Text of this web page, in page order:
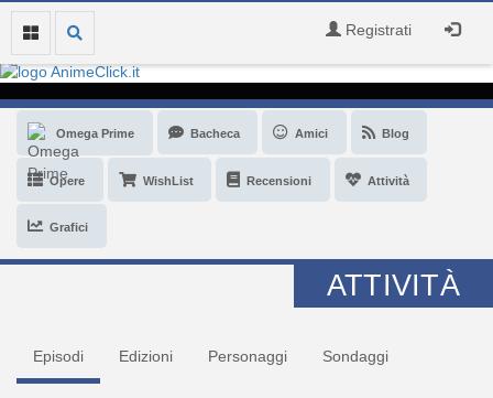
Registrati
Omega Prime Bacheca Amici Blog
Opere WishList Recensioni Attività
Grafici
ATTIVITÀ
Episodi Edizioni Personaggi Sondaggi